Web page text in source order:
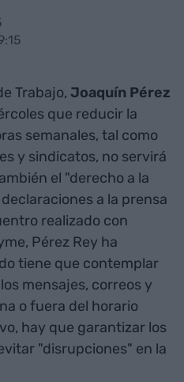
Trabajo, Joaquín Pérez
que reducir la
semanales, tal como
y sindicatos, no servirá
el "derecho a la
a la prensa
realizado con
Pérez Rey ha
tiene que contemplar
mensajes, correos y
o fuera del horario
hay que garantizar los
"disrupciones" en la